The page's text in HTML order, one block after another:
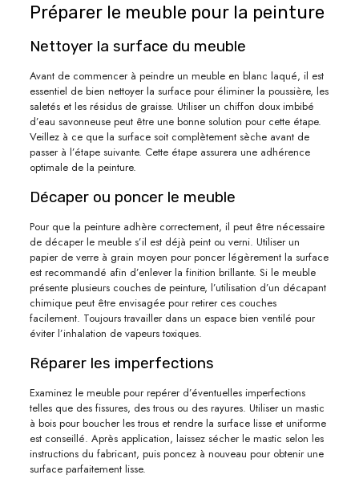
Préparer le meuble pour la peinture
Nettoyer la surface du meuble
Avant de commencer à peindre un meuble en blanc laqué, il est
essentiel de bien nettoyer la surface pour éliminer la poussière, les
saletés et les résidus de graisse. Utiliser un chiffon doux imbibé
d’eau savonneuse peut être une bonne solution pour cette étape.
Veillez à ce que la surface soit complètement sèche avant de
passer à l’étape suivante. Cette étape assurera une adhérence
optimale de la peinture.
Décaper ou poncer le meuble
Pour que la peinture adhère correctement, il peut être nécessaire
de décaper le meuble s’il est déjà peint ou verni. Utiliser un
papier de verre à grain moyen pour poncer légèrement la surface
est recommandé afin d’enlever la finition brillante. Si le meuble
présente plusieurs couches de peinture, l’utilisation d’un décapant
chimique peut être envisagée pour retirer ces couches
facilement. Toujours travailler dans un espace bien ventilé pour
éviter l’inhalation de vapeurs toxiques.
Réparer les imperfections
Examinez le meuble pour repérer d’éventuelles imperfections
telles que des fissures, des trous ou des rayures. Utiliser un mastic
à bois pour boucher les trous et rendre la surface lisse et uniforme
est conseillé. Après application, laissez sécher le mastic selon les
instructions du fabricant, puis poncez à nouveau pour obtenir une
surface parfaitement lisse.